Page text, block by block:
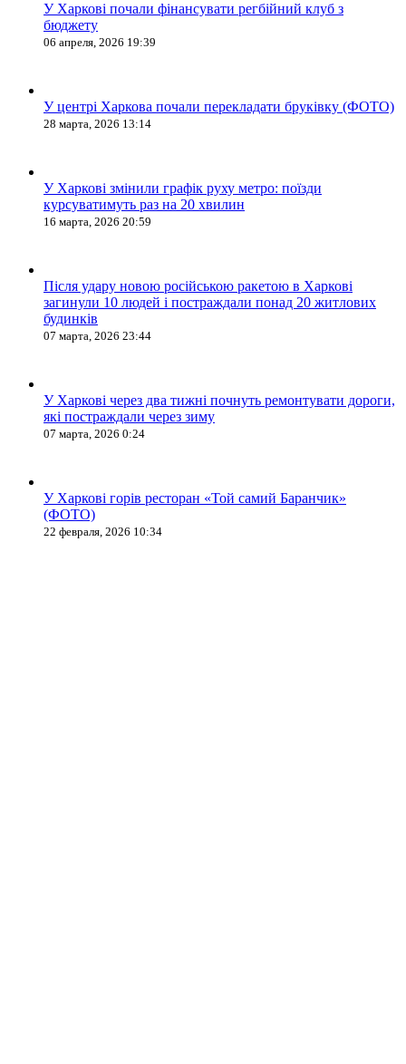
У Харкові почали фінансувати регбійний клуб з
бюджету
06 апреля, 2026 19:39
У центрі Харкова почали перекладати бруківку (ФОТО)
28 марта, 2026 13:14
У Харкові змінили графік руху метро: поїзди
курсуватимуть раз на 20 хвилин
16 марта, 2026 20:59
Після удару новою російською ракетою в Харкові
загинули 10 людей і постраждали понад 20 житлових
будинків
07 марта, 2026 23:44
У Харкові через два тижні почнуть ремонтувати дороги,
які постраждали через зиму
07 марта, 2026 0:24
У Харкові горів ресторан «Той самий Баранчик»
(ФОТО)
22 февраля, 2026 10:34